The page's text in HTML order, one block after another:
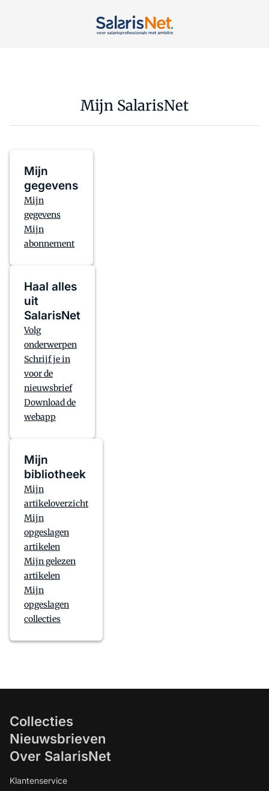
Mijn SalarisNet
Mijn
gegevens
Mijn
gegevens
Mijn
abonnement
Haal alles
uit
SalarisNet
Volg
onderwerpen
Schrijf je in
voor de
nieuwsbrief
Download de
webapp
Mijn
bibliotheek
Mijn
artikeloverzicht
Mijn
opgeslagen
artikelen
Mijn gelezen
artikelen
Mijn
opgeslagen
collecties
Collecties
Nieuwsbrieven
Over SalarisNet
Klantenservice